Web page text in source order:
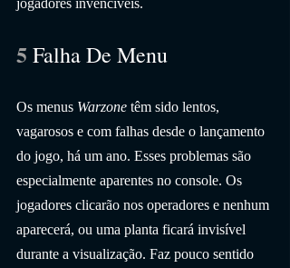
jogadores invencíveis.
5 Falha De Menu
Os menus Warzone têm sido lentos,
vagarosos e com falhas desde o lançamento
do jogo, há um ano. Esses problemas são
especialmente aparentes no console. Os
jogadores clicarão nos operadores e nenhum
aparecerá, ou uma planta ficará invisível
durante a visualização. Faz pouco sentido